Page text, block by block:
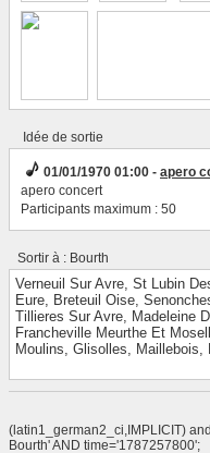
Idée de sortie
01/01/1970 01:00 - apero
apero concert
Participants maximum : 50
Sortir à : Bourth
Verneuil Sur Avre, St Lubin
Eure, Breteuil Oise,
Tillieres Sur Avre, Madeleine
Francheville Meurthe Et
Moulins, Glisolles, Maillebois,
(latin1_german2_ci,IMPLICIT)
Bourth' AND time='1787257800';